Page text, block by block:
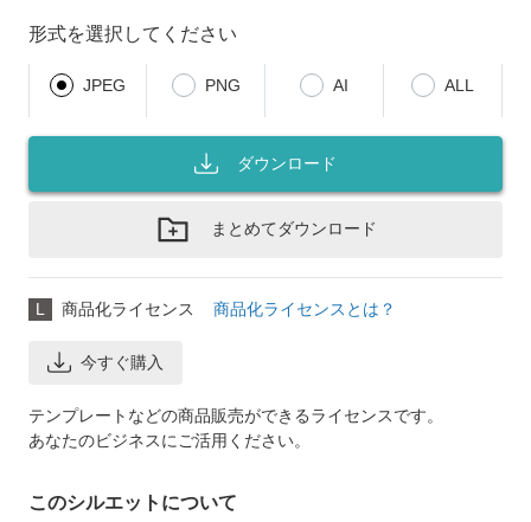
形式を選択してください
JPEG PNG AI ALL
ダウンロード
まとめてダウンロード
L 商品化ライセンス 商品化ライセンスとは？
今すぐ購入
テンプレートなどの商品販売ができるライセンスです。
あなたのビジネスにご活用ください。
このシルエットについて